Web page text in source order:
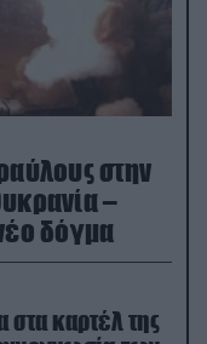
στην
–
δόγμα
στα καρτέλ της